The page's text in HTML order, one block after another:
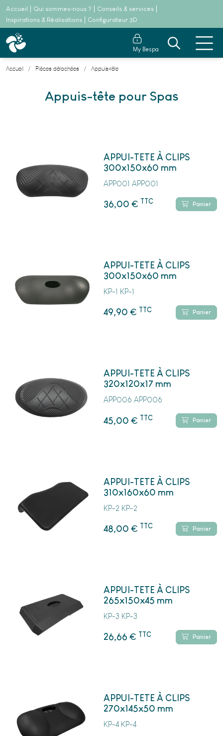
Accueil Qui sommes-nous ?
Conseils & services
Inspirations & Réalisations
Configurateur 3D
My Bespa
Accueil Pièces détachées Appuis-tête
Appuis-tête pour Spas
APPUI-TETE À CLIPS
300x150x60 mm
APP001 APP001
36,00€ TTC Panier
APPUI-TETE À CLIPS
300x150x60 mm
KP-1 KP-1
49,90€ TTC Panier
APPUI-TETE À CLIPS
320x120x17 mm
APP006 APP006
45,00€ TTC Panier
APPUI-TETE À CLIPS
310x160x60 mm
KP-2 KP-2
48,00€ TTC Panier
APPUI-TETE À CLIPS
265x150x45 mm
KP-3 KP-3
26,66€ TTC Panier
APPUI-TETE À CLIPS
270x145x50 mm
KP-4 KP-4